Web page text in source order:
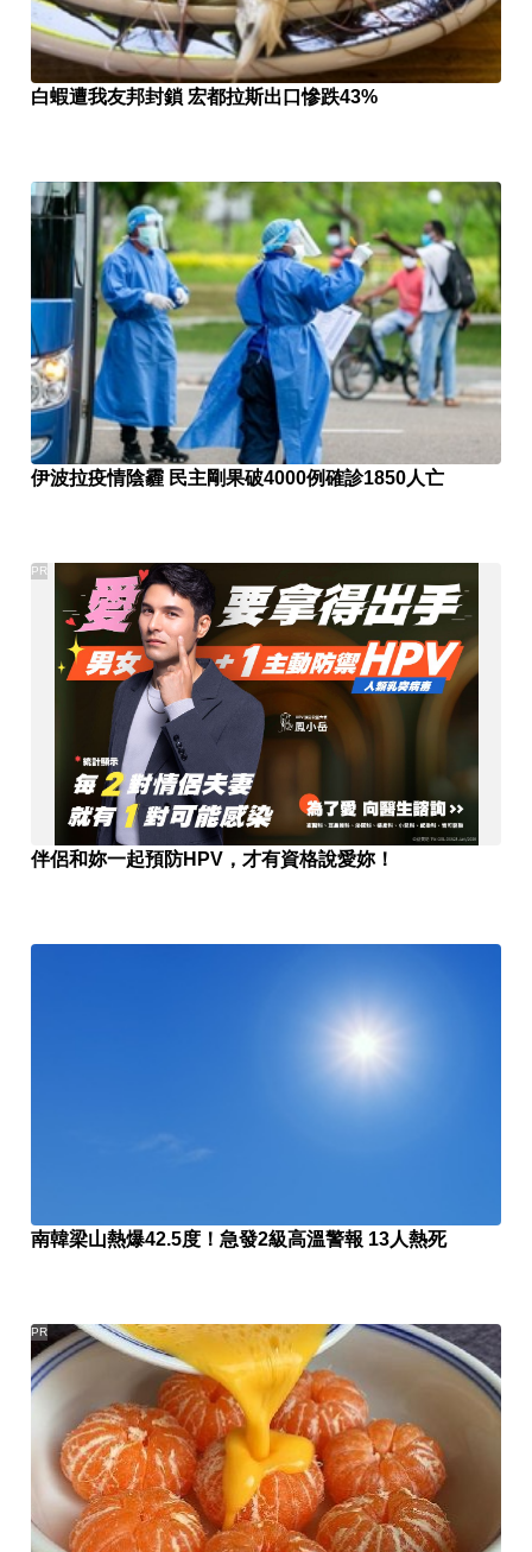
白蝦遭我友邦封鎖 宏都拉斯出口慘跌43%
伊波拉疫情陰霾 民主剛果破4000例確診1850人亡
伴侶和妳一起預防HPV，才有資格說愛妳！
PR
南韓梁山熱爆42.5度！急發2級高溫警報 13人熱死
PR